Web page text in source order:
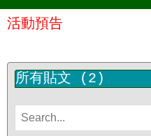
活動預告
所有貼文 (2)